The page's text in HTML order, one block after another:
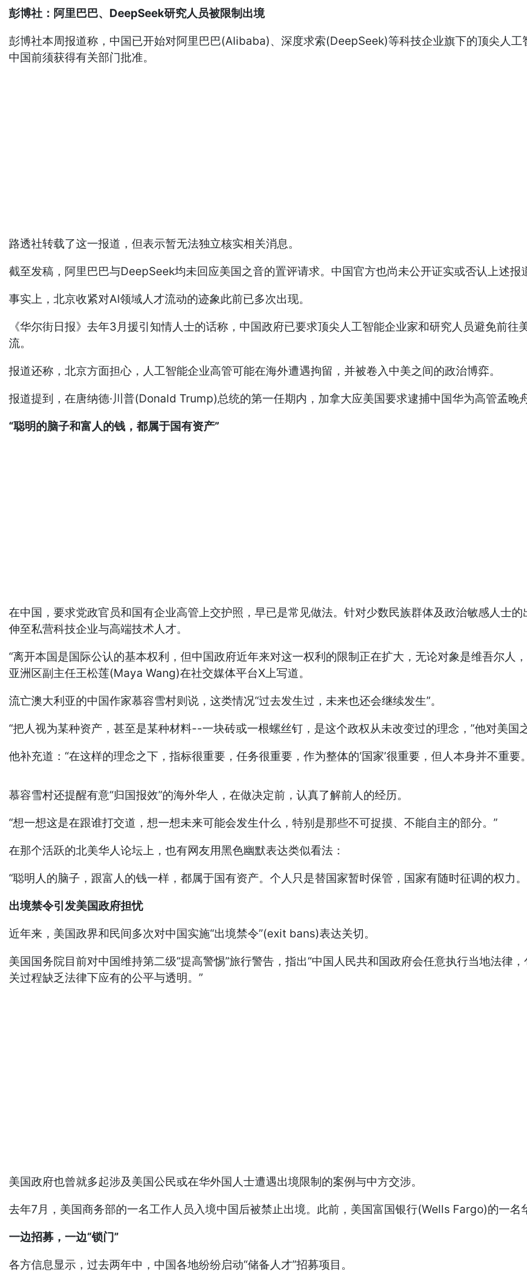
彭博社：阿里巴巴、DeepSeek研究人员被限制出境
彭博社本周报道称，中国已开始对阿里巴巴(Alibaba)、深度求索(DeepSeek)等科技企业旗下的顶尖人
中国前须获得有关部门批准。
路透社转载了这一报道，但表示暂无法独立核实相关消息。
截至发稿，阿里巴巴与DeepSeek均未回应美国之音的置评请求。中国官方也尚未公开证实或否认上述报
事实上，北京收紧对AI领域人才流动的迹象此前已多次出现。
《华尔街日报》去年3月援引知情人士的话称，中国政府已要求顶尖人工智能企业家和研究人员避免前
流。
报道还称，北京方面担心，人工智能企业高管可能在海外遭遇拘留，并被卷入中美之间的政治博弈。
报道提到，在唐纳德·川普(Donald Trump)总统的第一任期内，加拿大应美国要求逮捕中国华为高管孟
“聪明的脑子和富人的钱，都属于国有资产”
在中国，要求党政官员和国有企业高管上交护照，早已是常见做法。针对少数民族群体及政治敏感人士
伸至私营科技企业与高端技术人才。
“离开本国是国际公认的基本权利，但中国政府近年来对这一权利的限制正在扩大，无论对象是维吾尔人
亚洲区副主任王松莲(Maya Wang)在社交媒体平台X上写道。
流亡澳大利亚的中国作家慕容雪村则说，这类情况“过去发生过，未来也还会继续发生”。
“把人视为某种资产，甚至是某种材料--一块砖或一根螺丝钉，是这个政权从未改变过的理念，”他对美国
他补充道：“在这样的理念之下，指标很重要，任务很重要，作为整体的‘国家’很重要，但人本身并不重要
慕容雪村还提醒有意“归国报效”的海外华人，在做决定前，认真了解前人的经历。
“想一想这是在跟谁打交道，想一想未来可能会发生什么，特别是那些不可捉摸、不能自主的部分。”
在那个活跃的北美华人论坛上，也有网友用黑色幽默表达类似看法：
“聪明人的脑子，跟富人的钱一样，都属于国有资产。个人只是替国家暂时保管，国家有随时征调的权力
出境禁令引发美国政府担忧
近年来，美国政界和民间多次对中国实施“出境禁令”(exit bans)表达关切。
美国国务院目前对中国维持第二级“提高警惕”旅行警告，指出“中国人民共和国政府会任意执行当地法律
关过程缺乏法律下应有的公平与透明。”
美国政府也曾就多起涉及美国公民或在华外国人士遭遇出境限制的案例与中方交涉。
去年7月，美国商务部的一名工作人员入境中国后被禁止出境。此前，美国富国银行(Wells Fargo)的一
一边招募，一边“锁门”
各方信息显示，过去两年中，中国各地纷纷启动“储备人才”招募项目。